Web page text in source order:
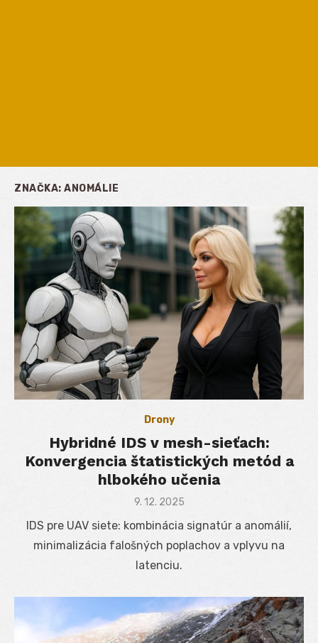
ZNAČKA: ANOMÁLIE
Drony
Hybridné IDS v mesh-sieťach:
Konvergencia štatistických metód a
hlbokého učenia
Posted
9. 12. 2025
IDS pre UAV siete: kombinácia signatúr a anomálií,
minimalizácia falošných poplachov a vplyvu na
latenciu.